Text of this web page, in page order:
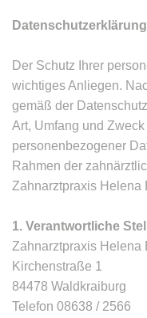
Datenschutzerklärung
Der Schutz Ihrer
wichtiges Anliegen.
gemäß der
Art, Umfang und
personenbezogener
Rahmen der
Zahnarztpraxis Helena
1. Verantwortliche
Zahnarztpraxis Helena
Kirchenstraße 1
84478 Waldkraiburg
Telefon 08638 / 2566